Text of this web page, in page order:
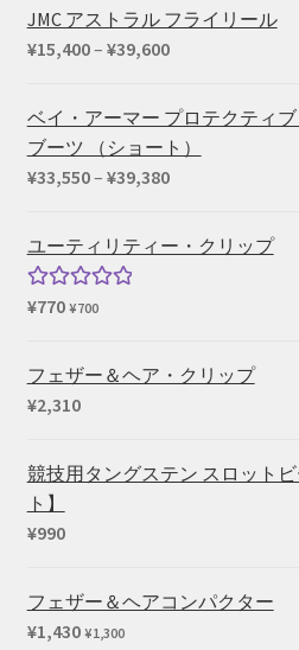
JMC アストラル フライリール
¥15,400– ¥39,600価
帯:
¥15,400
–
ベイ・アーマー プロテクティ
ブーツ （ショート）
¥33,550– ¥39,380価
ユーティリティー・クリップ
5段階中
¥770 ¥700
フェザー＆ヘア・クリップ
¥2,310
競技用タングステン スロット
ト】
¥990
フェザー＆ヘアコンパクター
¥1,430 ¥1,300